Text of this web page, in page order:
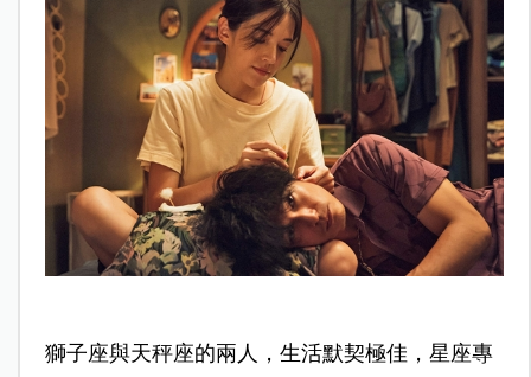
獅子座與天秤座的兩人，生活默契極佳，星座專